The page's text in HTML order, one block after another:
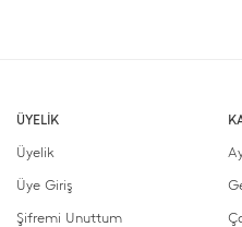
ÜYELİK
Üyelik
Üye Giriş
Şifremi Unuttum